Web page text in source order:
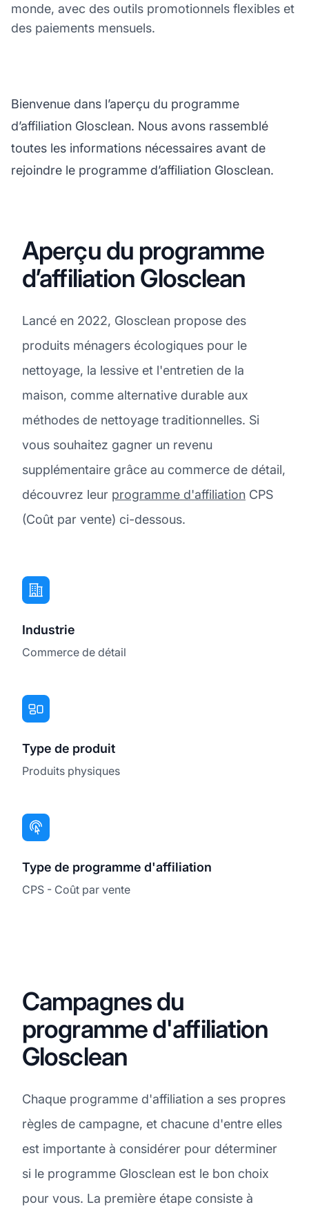
monde, avec des outils promotionnels flexibles et
des paiements mensuels.
Bienvenue dans l’aperçu du programme
d’affiliation Glosclean. Nous avons rassemblé
toutes les informations nécessaires avant de
rejoindre le programme d’affiliation Glosclean.
Aperçu du programme
d’affiliation Glosclean
Lancé en 2022, Glosclean propose des
produits ménagers écologiques pour le
nettoyage, la lessive et l'entretien de la
maison, comme alternative durable aux
méthodes de nettoyage traditionnelles. Si
vous souhaitez gagner un revenu
supplémentaire grâce au commerce de détail,
découvrez leur programme d'affiliation CPS
(Coût par vente) ci-dessous.
Industrie
Commerce de détail
Type de produit
Produits physiques
Type de programme d'affiliation
CPS - Coût par vente
Campagnes du
programme d'affiliation
Glosclean
Chaque programme d'affiliation a ses propres
règles de campagne, et chacune d'entre elles
est importante à considérer pour déterminer
si le programme Glosclean est le bon choix
pour vous. La première étape consiste à